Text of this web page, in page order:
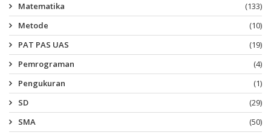
Matematika
(133)
Metode
(10)
PAT PAS UAS
(19)
Pemrograman
(4)
Pengukuran
(1)
SD
(29)
SMA
(50)